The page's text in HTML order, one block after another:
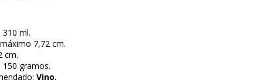
310 ml.
7,72 cm.
cm.
gramos.
Vino.